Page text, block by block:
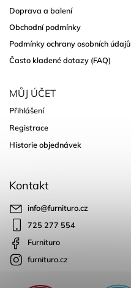
Doprava a balení
Obchodní podmínky
Podmínky ochrany osobních údajů
Často kladené dotazy (FAQ)
MŮJ ÚČET
Přihlášení
Registrace
Historie objednávek
Kontakt
info@furnituro.cz
725 277 554
Furnituro
furnituro.cz